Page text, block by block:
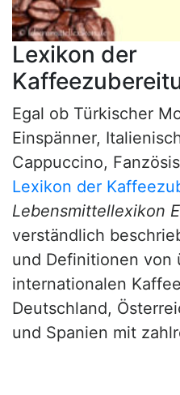
Lexikon der
Egal ob Türkischer
Einspänner,
Cappuccino,
Lexikon der
Lebensmittellexikon
verständlich
und Definitionen von
internationalen
Deutschland,
und Spanien mit